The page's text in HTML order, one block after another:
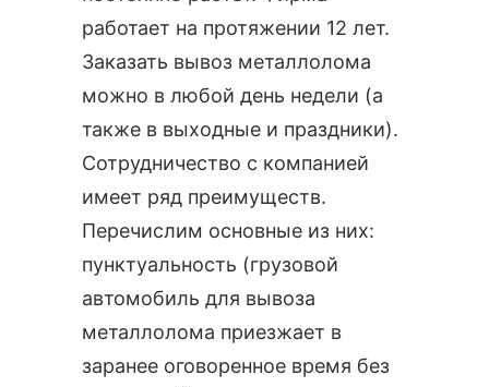
работает на протяжении 12 лет.
Заказать вывоз металлолома
можно в любой день недели (а
также в выходные и праздники).
Сотрудничество с компанией
имеет ряд преимуществ.
Перечислим основные из них:
пунктуальность (грузовой
автомобиль для вывоза
металлолома приезжает в
заранее оговоренное время без